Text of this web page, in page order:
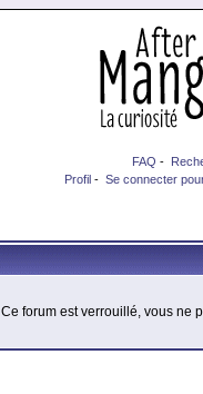
FAQ -
Profil - Se connecter
Ce forum est verrouillé, vous ne